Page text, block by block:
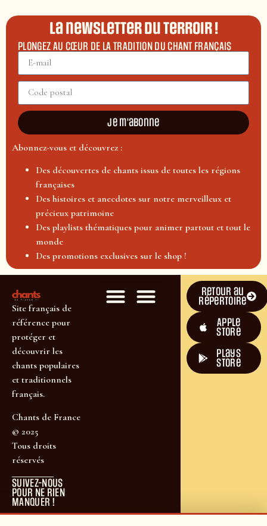
La newsletter du terroir !
PLONGEZ AU CŒUR DE LA TRADITION DU CHANT FRANÇAIS
Je m'abonne
Abonnez-vous et découvrez :
Des découvertes de chants issus de toutes les régions
françaises
Des histoires et anecdotes sur notre merveilleux et
précieux patrimoine
Des playlists thématiques pour animer partout et tout le
monde
Des promotions exclusives sur le shop !
Site français de
référence pour
protéger et
découvrir les
chants populaires
et traditionnels
français.
Chants de France
© 2025
Tous droits
réservés
SUIVEZ-NOUS
POUR NE RIEN
MANQUER !
Retour au
répertoire
Apple
Store
plays
store